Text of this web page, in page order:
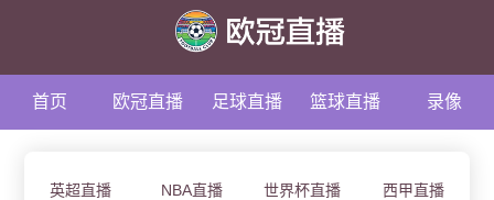
首页 欧冠直播 足球直播 篮球直播 录像
英超直播 NBA直播 世界杯直播
西甲直播